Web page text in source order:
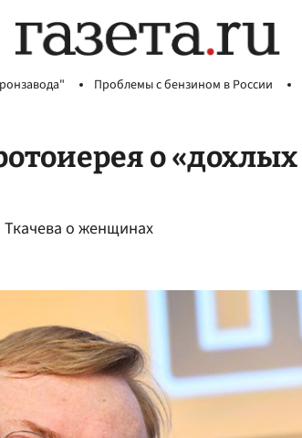
Проблемы с бензином в России
о «дохлых
Ткачева о женщинах